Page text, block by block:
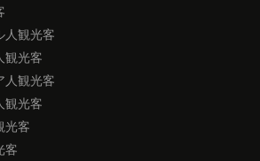
人観光客
観光客
人観光客
観光客
光客
客